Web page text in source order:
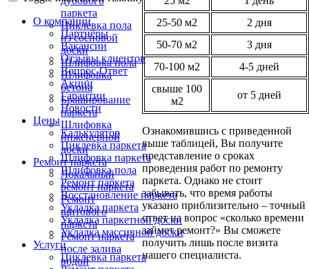
О компании
Партнёры
Вакансии
Отзывы клиентов
Вопрос-Ответ
Акции
Гарантии
Новости
Цены
Калькулятор
Циклевка паркета
Шлифовка паркета
Шлифовка пола
Ремонт паркета
Восстановление паркета
Укладка паркета
Укладка паркетной доски
Укладка массивной доски
Услуги
Циклевка паркета
паркета
Циклевка пола
из сосновой
доски
Шлифовка пола
Шлифовка
бетона
Браширование
паркета
Шлифовка
инженерной
доски
Ремонт паркета
Локальный
ремонт паркета
Ремонт
щитового
паркета
Ремонт паркета
после залива
водой
25-50 м2
2 дня
50-70 м2
3 дня
70-100 м2
4-5 дней
свыше 100
м2
от 5 дней
Ознакомившись с приведенной
выше таблицей, Вы получите
представление о сроках
проведения работ по ремонту
паркета. Однако не стоит
забывать, что время работы
указано приблизительно – точный
ответ на вопрос «сколько времени
займет ремонт?» Вы сможете
получить лишь после визита
нашего специалиста.